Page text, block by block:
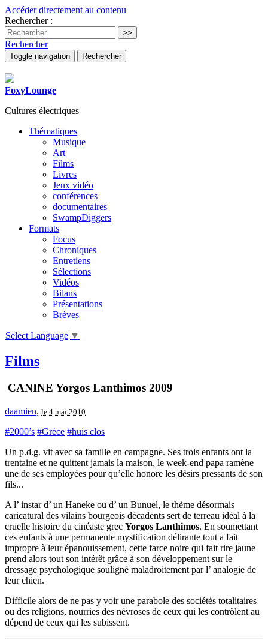
Accéder directement au contenu
Rechercher :
Rechercher
Toggle navigation Rechercher
FoxyLounge
Cultures électriques
Thématiques
Musique
Art
Films
Livres
Jeux vidéo
conférences
documentaires
SwampDiggers
Formats
Focus
Chroniques
Entretiens
Sélections
Vidéos
Bilans
Présentations
Brèves
Select Language ▼
Films
CANINE Yorgos Lanthimos 2009
daamien, le 4 mai 2010
#2000’s #Grèce #huis clos
Un p.d.g. vit avec sa famille en campagne. Ses trois enfants ont la
trentaine et ne quittent jamais la maison, le week-end papa ramène
une de ses employées pour qu’elle honore les désirs pressants de son
fils...
A l’ instar d’ un Haneke ou d’ un Bunuel, le thème désormais
caricatural des vilains bourgeois décadents sert de terreau idéal à la
cruelle histoire du cinéaste grec Yorgos Lanthimos. En soumettant
ces enfants à une permanente mystification délirante tout a fait
impropre à leur épanouissement, cette farce noire qui fait rire jaune
prend alors tout son intérêt grâce à son développement sur le
dressage psychologique souligné maladroitement par l’ analogie de
leur chien.
Difficile alors de ne pas y voir une parabole des sociétés totalitaires
ou des religions, nourries des névroses de ceux qui les contrôlent au
dépend de ceux qui les subissent.